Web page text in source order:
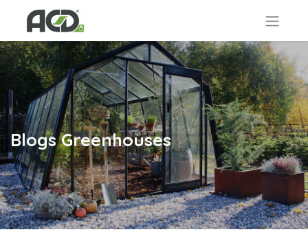
Blogs Greenhouses